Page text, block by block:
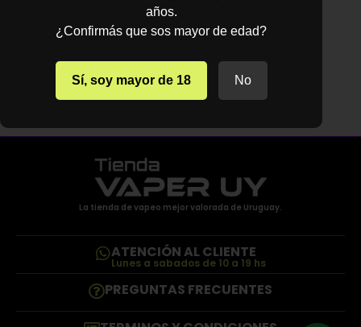
SMOK(2)
VAPORESSO
La tienda de vapeo mejor valorada de Uruguay.
ATENCIÓN AL CLIENTE
Lunes a sabados de 10 a 19 hs
PREGUNTAS FRECUENTES
años.
¿Confirmás que sos mayor de edad?
Sí, soy mayor de 18 No